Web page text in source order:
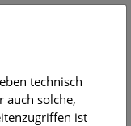
EN
technisch
auch solche,
ist